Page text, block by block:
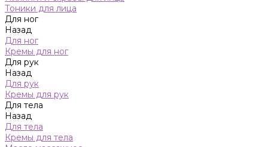
Тоники для лица
Для ног
Назад
Для ног
Кремы для ног
Для рук
Назад
Для рук
Кремы для рук
Для тела
Назад
Для тела
Кремы для тела